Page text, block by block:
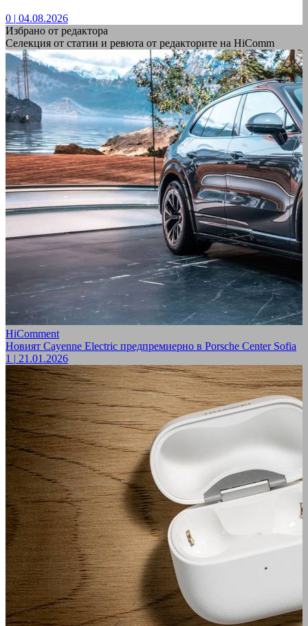
0 | 04.08.2026
Избрано от редактора
Селекция от статии и ревюта от редакторите на HiComm
HiComment
Новият Cayenne Electric предпремиерно в Porsche Center Sofia
1 | 21.01.2026